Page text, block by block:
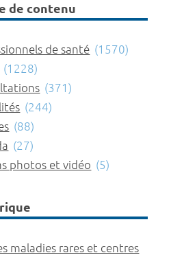
de contenu
de santé (1570)
(1228)
(371)
(244)
(88)
(27)
photos et vidéo (5)
maladies rares et centres